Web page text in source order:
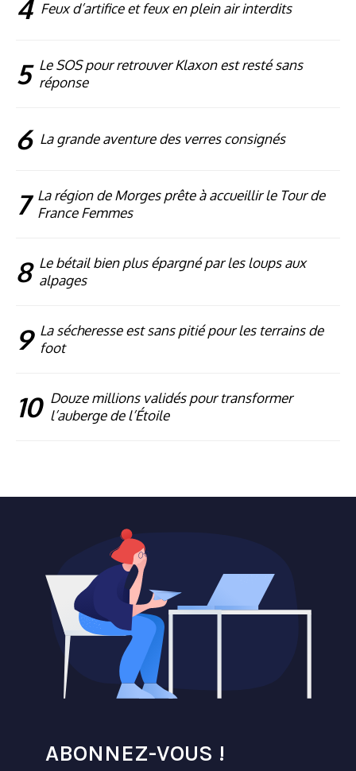
4 Feux d’artifice et feux en plein air interdits
5 Le SOS pour retrouver Klaxon est resté sans
réponse
6 La grande aventure des verres consignés
7 La région de Morges prête à accueillir le Tour de
France Femmes
8 Le bétail bien plus épargné par les loups aux
alpages
9 La sécheresse est sans pitié pour les terrains de
foot
10 Douze millions validés pour transformer
l’auberge de l’Étoile
ABONNEZ-VOUS !